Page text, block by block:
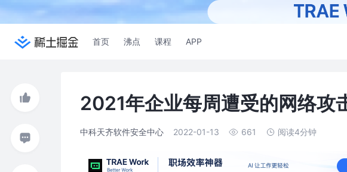
首页 沸点 课程 APP
2021年企业每周遭受的网络攻
中科天齐软件安全中心 2022-01-13 661 阅读4分钟